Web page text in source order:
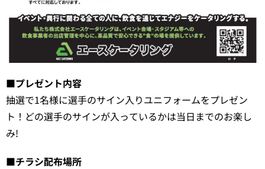
■プレゼント内容
抽選で1名様に選手のサイン入りユニフォームをプレゼン
ト！どの選手のサインが入っているかは当日までのお楽し
み!
■チラシ配布場所